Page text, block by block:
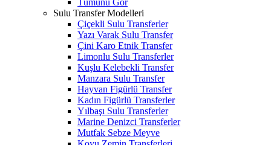
Tümünü Gör
Sulu Transfer Modelleri
Çiçekli Sulu Transferler
Yazı Varak Sulu Transfer
Çini Karo Etnik Transfer
Limonlu Sulu Transferler
Kuşlu Kelebekli Transfer
Manzara Sulu Transfer
Hayvan Figürlü Transfer
Kadın Figürlü Transferler
Yılbaşı Sulu Transferler
Marine Denizci Transferler
Mutfak Sebze Meyve